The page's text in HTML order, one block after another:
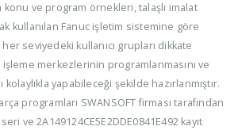
ve program örnekleri, talaşlı imalat
kullanılan Fanuc işletim sistemine göre
seviyedeki kullanıcı grupları dikkate
işleme merkezlerinin programlanmasını ve
kolaylıkla yapabileceği şekilde hazırlanmıştır.
programları SWANSOFT firması tarafından
ve 2A149124CE5E2DDE0841E492 kayıt